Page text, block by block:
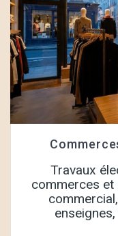
Travaux
commerces et